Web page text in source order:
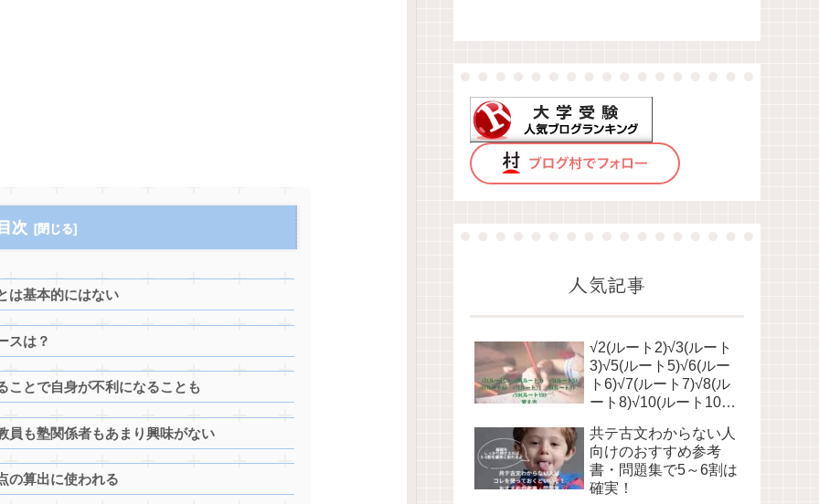
次
は基本的にはない
スは？
ことで自身が不利になることも
員も塾関係者もあまり興味がない
の算出に使われる
人気記事
√2(ルート2)√3(ルート
3)√5(ルート5)√6(ルー
ト6)√7(ルート7)√8(ル
ート8)√10(ルート10)
共テ古文わからない人
向けのおすすめ参考
書・問題集で5～6割は
確実！